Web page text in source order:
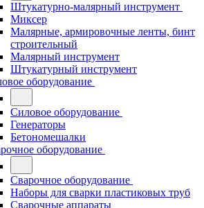
Штукатурно-малярный инструмент
Миксер
Малярные, армировочные ленты, бинт
строительный
Малярный инструмент
Штукатурный инструмент
оборудование
Силовое оборудование
Генераторы
Бетономешалки
оборудование
Сварочное оборудование
Наборы для сварки пластиковых труб
Сварочные аппараты